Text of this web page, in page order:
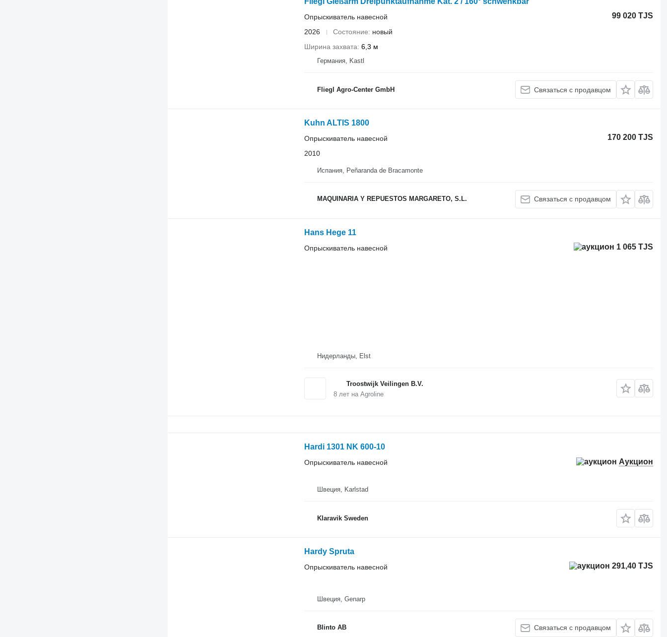
99 020 TJS
Опрыскиватель навесной
2026
Состояние
новый
Ширина захвата 6,3 м
Германия, Kastl
Fliegl Agro-Center GmbH Связаться с продавцом
Kuhn ALTIS 1800
170 200 TJS
Опрыскиватель навесной
2010
Испания, Peñaranda de Bracamonte
MAQUINARIA Y REPUESTOS MARGARETO, S.L. Связаться с продавцом
Hans Hege 11
1 065 TJS
Опрыскиватель навесной
Нидерланды, Elst
Troostwijk Veilingen B.V.
8лет на Agroline
Hardi 1301 NK 600-10
Аукцион
Опрыскиватель навесной
Швеция, Karlstad
Klaravik Sweden
Hardy Spruta
291,40 TJS
Опрыскиватель навесной
Швеция, Genarp
Blinto AB Связаться с продавцом